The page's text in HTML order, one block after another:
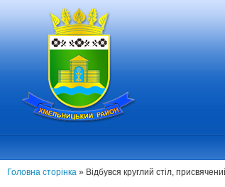
Головна сторінка » Відбувся круглий стіл,